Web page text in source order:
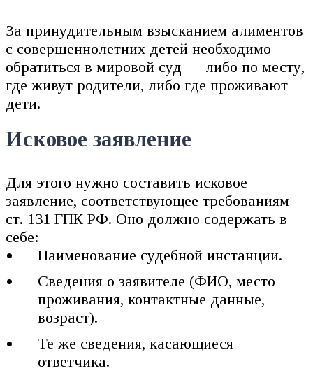
За принудительным взысканием алиментов
с совершеннолетних детей необходимо
обратиться в мировой суд — либо по месту,
где живут родители, либо где проживают
дети.
Исковое заявление
Для этого нужно составить исковое
заявление, соответствующее требованиям
ст. 131 ГПК РФ. Оно должно содержать в
себе:
Наименование судебной инстанции.
Сведения о заявителе (ФИО, место
проживания, контактные данные,
возраст).
Те же сведения, касающиеся
ответчика.